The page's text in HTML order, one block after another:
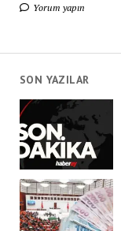
Yorum yapın
SON YAZILAR